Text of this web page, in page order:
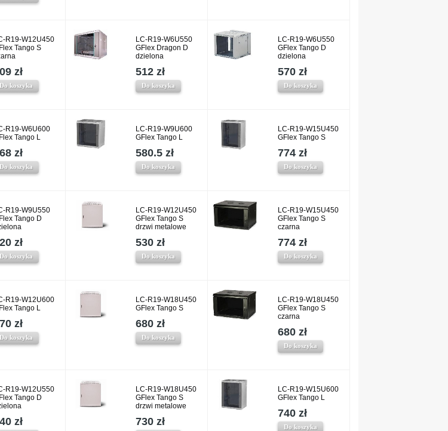
R19-W12U450
Tango S
zł
Do koszyka
LC-R19-W6U550
GFlex Dragon D
dzielona
512 zł
Do koszyka
LC-R19-W6U550
GFlex Tango D
dzielona
570 zł
Do koszyka
R19-W6U600
Tango L
zł
Do koszyka
LC-R19-W9U600
GFlex Tango L
580.5 zł
Do koszyka
LC-R19-W15U450
GFlex Tango S
774 zł
Do koszyka
R19-W9U550
Tango D
zł
Do koszyka
LC-R19-W12U450
GFlex Tango S
drzwi metalowe
530 zł
Do koszyka
LC-R19-W15U450
GFlex Tango S
czarna
774 zł
Do koszyka
R19-W12U600
Tango L
zł
Do koszyka
LC-R19-W18U450
GFlex Tango S
680 zł
Do koszyka
LC-R19-W18U450
GFlex Tango S
czarna
680 zł
Do koszyka
R19-W12U550
Tango D
zł
LC-R19-W18U450
GFlex Tango S
drzwi metalowe
730 zł
LC-R19-W15U600
GFlex Tango L
740 zł
Do koszyka